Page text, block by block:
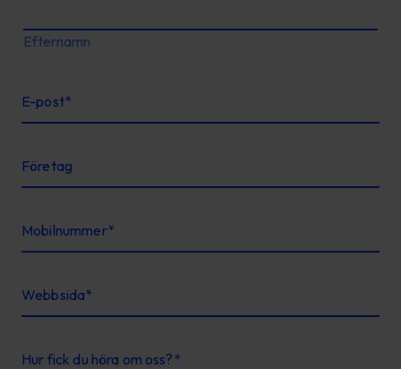
Efternamn
E-post*
Företag
Mobilnummer*
Webbsida*
Hur fick du höra om oss?*